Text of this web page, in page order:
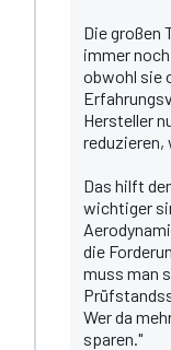
Die großen
immer
obwohl sie
Hersteller
reduzieren,
Das hilft
wichtiger
die
muss man
Wer da
sparen."